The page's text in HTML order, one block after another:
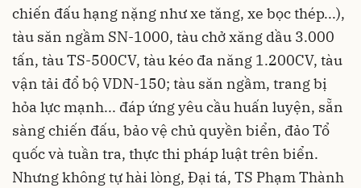
chiến đấu hạng nặng như xe tăng, xe bọc thép...),
tàu săn ngầm SN-1000, tàu chở xăng dầu 3.000
tấn, tàu TS-500CV, tàu kéo đa năng 1.200CV, tàu
vận tải đổ bộ VDN-150; tàu săn ngầm, trang bị
hỏa lực mạnh... đáp ứng yêu cầu huấn luyện, sẵn
sàng chiến đấu, bảo vệ chủ quyền biển, đảo Tổ
quốc và tuần tra, thực thi pháp luật trên biển.
Nhưng không tự hài lòng, Đại tá, TS Phạm Thành